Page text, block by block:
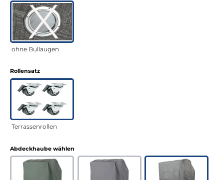
ohne Bullaugen
Rollensatzauswählen
Terrassenrollen
Abdeckhaube wählen